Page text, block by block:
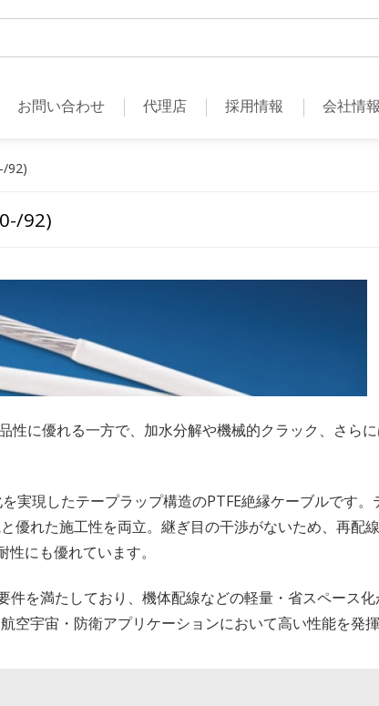
お問い合わせ 代理店 採用情報 会社情報
92)
92)
性に優れる一方で、加水分解や機械的クラック、さら
実現したテープラップ構造のPTFE絶縁ケーブルです。
優れた施工性を両立。継ぎ目の干渉がないため、再配
にも優れています。
を満たしており、機体配線などの軽量・省スペース
宇宙・防衛アプリケーションにおいて高い性能を発揮